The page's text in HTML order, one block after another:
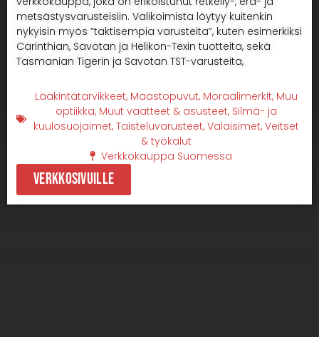
metsästysvarusteisiin. Valikoimista löytyy kuitenkin
nykyisin myös ”taktisempia varusteita”, kuten esimerkiksi
Carinthian, Savotan ja Helikon-Texin tuotteita, sekä
Tasmanian Tigerin ja Savotan TST-varusteita,
Lääkintätarvikkeet, Maastopuvut, Moraalimerkit, Muu
optiikka, Muut vaatteet & asusteet, Silmä- ja
kuulosuojaimet, Taisteluvarusteet, Valaisimet, Veitset
& työkalut
Verkkokauppa Suomessa
Verkkosivuille